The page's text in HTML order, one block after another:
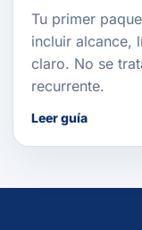
Tu primer
incluir alcance,
claro. No se
recurrente.
Leer guía